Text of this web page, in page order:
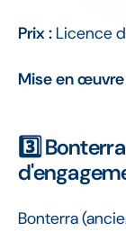
Prix : Licence
Mise en œuvre
3️⃣
Bonterra